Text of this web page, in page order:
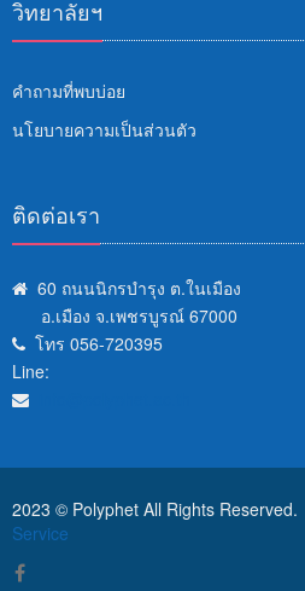
วิทยาลัยฯ
คำถามที่พบบ่อย
นโยบายความเป็นส่วนตัว
ติดต่อเรา
60 ถนนนิกรบำรุง ต.ในเมือง
อ.เมือง จ.เพชรบูรณ์ 67000
โทร 056-720395
Line:
2023 © Polyphet All Rights Reserved.
Service